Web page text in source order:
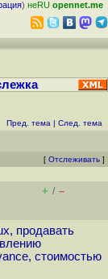
) неRU opennet.me
Пред. тема | След. тема
[ Отслеживать ]
+ / –
продавать
стоимостью